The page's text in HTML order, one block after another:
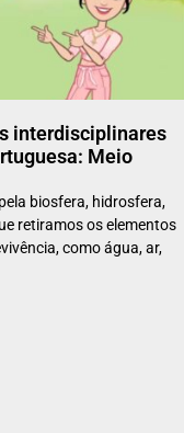
interdisciplinares
Meio
biosfera, hidrosfera,
retiramos os elementos
como água, ar,